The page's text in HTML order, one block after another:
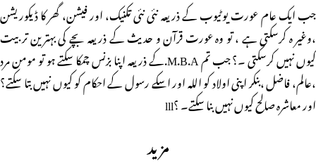
جب ایک عام عورت یوٹیوب کے ذریعہ نئی نئی تکنیک، اور فیشن، گھر کا ڈیکوریشن
،وغیر ہ کرسکتی ہے ، تو وہ عورت قرآن و حدیث کے ذریعہ بچے کی بہترین تربیت
کیوں نہیں کرسکتی ۔؟ جب تم M.B.A.کے ذریعہ اپنا بزنس چمکا سکتے ہو تو مومن مرد
،عالم، فاضل ،بنکر اپنی اولاد کو اللہ اور اسکے رسول کے احکام کو کیوں نہیں بتا سکتے؟
اور معاشرہ صالح کیوں نہیں بنا سکتے۔ ؟lll
مزید